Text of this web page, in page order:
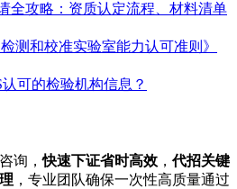
全攻略：资质认定流程、材料清单
测和校准实验室能力认可准则》
可的检验机构信息？
询，快速下证省时高效 ，代招关键
，专业团队确保一次性高质量通过